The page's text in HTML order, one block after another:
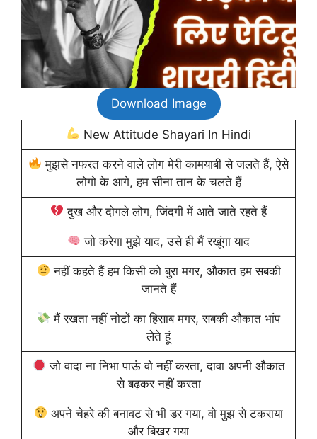
Download Image
New Attitude Shayari In Hindi
मुझसे नफरत करने वाले लोग मेरी कामयाबी से जलते हैं, ऐसे
लोगो के आगे, हम सीना तान के चलते हैं
दुख और दोगले लोग, जिंदगी में आते जाते रहते हैं
जो करेगा मुझे याद, उसे ही मैं रखूंगा याद
नहीं कहते हैं हम किसी को बुरा मगर, औकात हम सबकी
जानते हैं
मैं रखता नहीं नोटों का हिसाब मगर, सबकी औकात भांप
लेते हूं
जो वादा ना निभा पाऊं वो नहीं करता, दावा अपनी औकात
से बढ़कर नहीं करता
अपने चेहरे की बनावट से भी डर गया, वो मुझ से टकराया
और बिखर गया